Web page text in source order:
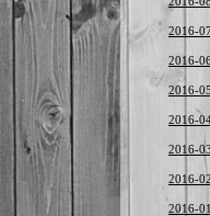
2016-
2016-
2016-
2016-
2016-
2016-
2016-